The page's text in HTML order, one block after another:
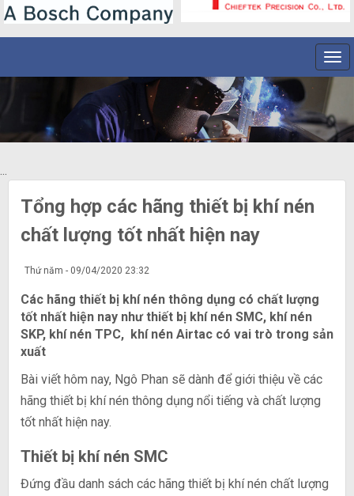
...
Tổng hợp các hãng thiết bị khí nén
chất lượng tốt nhất hiện nay
Thứ năm - 09/04/2020 23:32
Các hãng thiết bị khí nén thông dụng có chất lượng
tốt nhất hiện nay như thiết bị khí nén SMC, khí nén
SKP, khí nén TPC, khí nén Airtac có vai trò trong sản
xuất
Bài viết hôm nay, Ngô Phan sẽ dành để giới thiệu về các
hãng thiết bị khí nén thông dụng nổi tiếng và chất lượng
tốt nhất hiện nay.
Thiết bị khí nén SMC
Đứng đầu danh sách các hãng thiết bị khí nén chất lượng